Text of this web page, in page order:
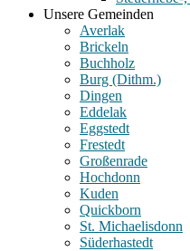
Unsere Gemeinden
Averlak
Brickeln
Buchholz
Burg (Dithm.)
Dingen
Eddelak
Eggstedt
Frestedt
Großenrade
Hochdonn
Kuden
Quickborn
St. Michaelisdonn
Süderhastedt